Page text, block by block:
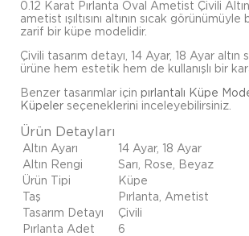
0.12 Karat Pırlanta Oval Ametist Çivili
ametist ışıltısını altının sıcak
zarif bir küpe modelidir.
Çivili tasarım detayı, 14 Ayar, 18 Ayar altın
ürüne hem estetik hem de kullanışlı bir
Benzer tasarımlar için pırlantalı Küpe
Küpeler seçeneklerini inceleyebilirsiniz.
Ürün Detayları
Altın Ayarı
14 Ayar, 18 Ayar
Altın Rengi
Sarı, Rose, Beyaz
Ürün Tipi
Küpe
Taş
Pırlanta, Ametist
Tasarım Detayı
Çivili
Pırlanta Adet
6